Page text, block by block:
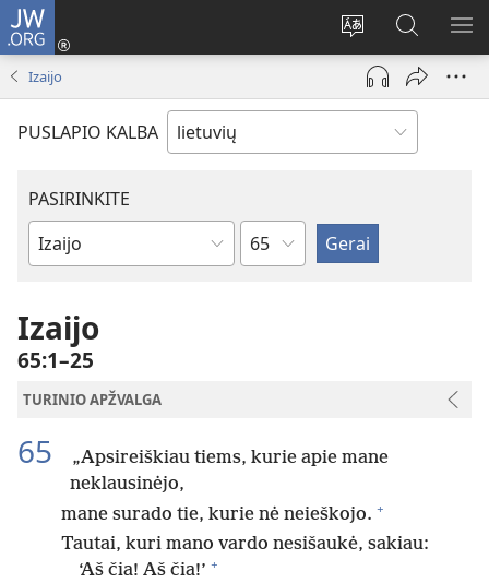
JW.ORG
Pakeisti
svetainės
kalbą
Prisijungti
(atsiveria
naujas
langas)
Paieška
svetainėje
JW.ORG
Izaijo
PUSLAPIO KALBA
PASIRINKITE
Biblijos
skyrius
Izaijo
65:1–25
TURINIO APŽVALGA
65
„Apsireiškiau tiems, kurie apie mane
neklausinėjo,
mane surado tie, kurie nė neieškojo. +
Tautai, kuri mano vardo nesišaukė, sakiau:
‘Aš čia! Aš čia!’ +